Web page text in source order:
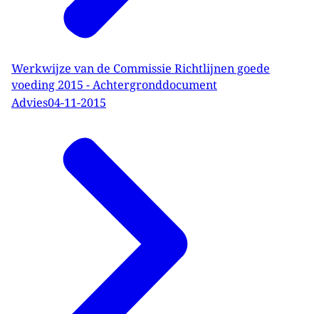
Werkwijze van de Commissie Richtlijnen goede
voeding 2015 - Achtergronddocument
Advies04-11-2015